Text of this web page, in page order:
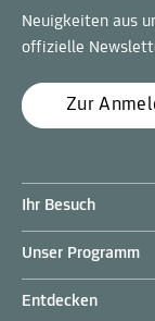
Neuigkeiten aus
offizielle
Zur
Ihr Besuch
Unser Programm
Entdecken